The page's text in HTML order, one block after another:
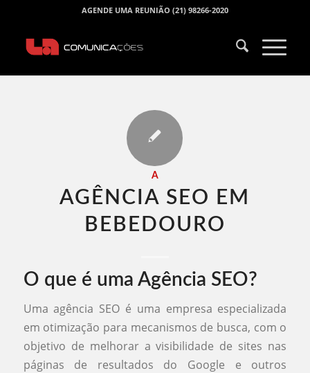
AGENDE UMA REUNIÃO (21) 98266-2020
A
AGÊNCIA SEO EM
BEBEDOURO​
O que é uma Agência SEO?
Uma agência SEO é uma empresa especializada
em otimização para mecanismos de busca, com o
objetivo de melhorar a visibilidade de sites nas
páginas de resultados do Google e outros